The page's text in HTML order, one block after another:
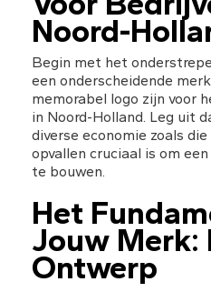
Noord-
Begin met het
een onderscheidende
memorabel logo zijn voor
in Noord-Holland. Leg uit
diverse economie zoals
opvallen cruciaal is om
te bouwen.
Het
Jouw Merk:
Ontwerp